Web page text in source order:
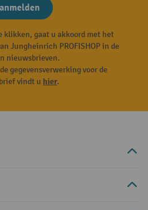
klikken, gaat u akkoord met het
Jungheinrich PROFISHOP in de
nieuwsbrieven.
gegevensverwerking voor de
vindt u hier.